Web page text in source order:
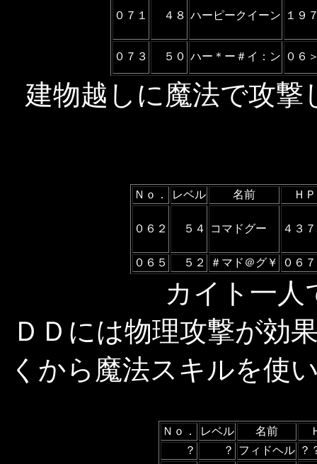
０７１ ４８ ハーピークイーン １９
０７３ ５０ ハー＊ー＃イ：ン ０６
建物越しに魔法で攻
Ｎｏ． レベル 名前 ＨＰ
０６２ ５４ コマドグー ４３
０６５ ５２ ＃マド＠グ￥ ０６
カイト一人
ＤＤには物理攻撃が効
くから魔法スキルを使
Ｎｏ． レベル 名前
？
？ フィドヘル ？